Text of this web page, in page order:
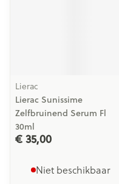
Lierac
Lierac Sunissime
Zelfbruinend Serum Fl
30ml
€ 35,00
Niet beschikbaar